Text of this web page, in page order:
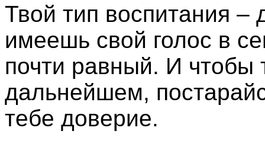
Твой тип воспитания –
имеешь свой голос в
почти равный. И чтобы
дальнейшем,
тебе доверие.